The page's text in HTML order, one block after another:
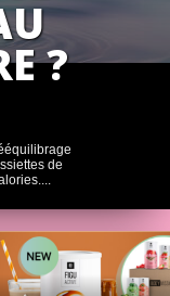
?
de